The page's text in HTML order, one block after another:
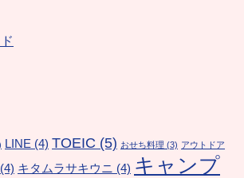
LINE (4) TOEIC (5) おせち料理 (3) アウトドア
(4) キタムラサキウニ (4) キャンプ